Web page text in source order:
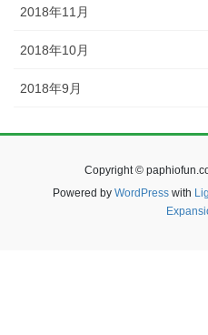
2018年11月
2018年10月
2018年9月
Copyright ©
Powered by WordPresswith